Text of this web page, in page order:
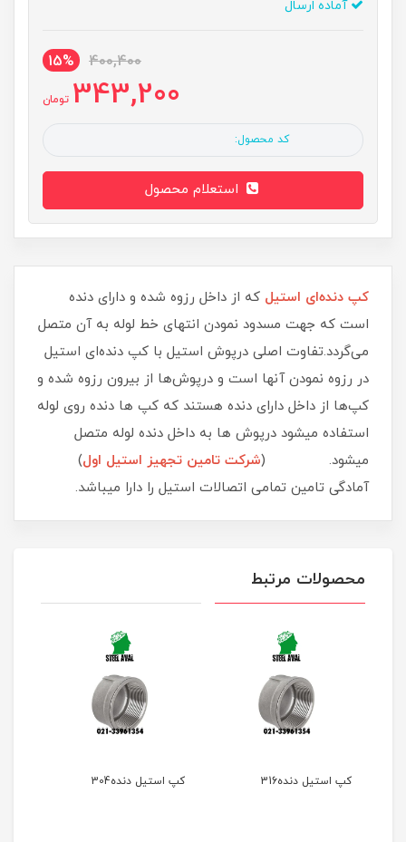
آماده ارسال
400,400
15%
343,200 تومان
کد محصول:
استعلام محصول
کپ دنده‌ای استیل که از داخل رزوه شده و دارای دنده
است که جهت مسدود نمودن انتهای خط لوله به آن متصل
می‌گردد.تفاوت اصلی درپوش استیل با کپ دنده‌ای استیل
در رزوه نمودن آنها است و درپوش‌ها از بیرون رزوه شده و
کپ‌ها از داخل دارای دنده هستند که کپ ها دنده روی لوله
استفاده میشود درپوش ها به داخل دنده لوله متصل
میشود. (شرکت تامین تجهیز استیل اول)
آمادگی تامین تمامی اتصالات استیل را دارا میباشد.
محصولات مرتبط
کپ استیل دنده316 کپ استیل دنده304